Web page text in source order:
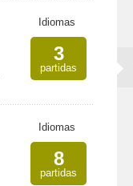
Idiomas
3
partidas
Idiomas
8
partidas